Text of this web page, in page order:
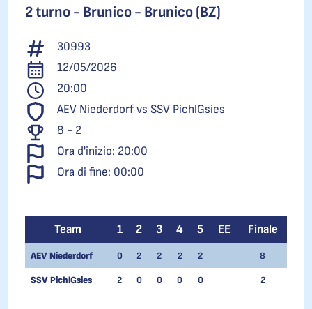
2 turno - Brunico - Brunico (BZ)
30993
12/05/2026
20:00
AEV Niederdorfvs SSV PichlGsies
8 - 2
Ora d'inizio: 20:00
Ora di fine: 00:00
Team 1 2 3 4 5 EE Finale
AEV Niederdorf 0 2 2 2 2 8
SSV PichlGsies 2 0 0 0 0 2